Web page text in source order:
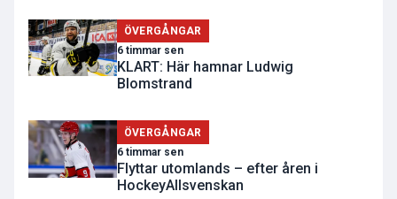
ÖVERGÅNGAR
6 timmar sen
KLART: Här hamnar Ludwig
Blomstrand
ÖVERGÅNGAR
6 timmar sen
Flyttar utomlands – efter åren i
HockeyAllsvenskan